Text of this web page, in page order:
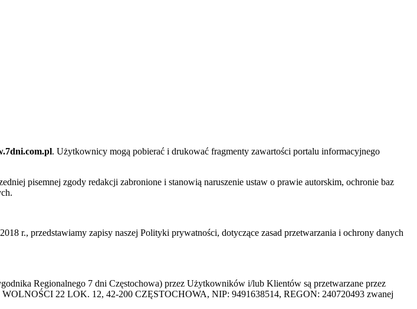
. Użytkownicy mogą pobierać i drukować fragmenty zawartości portalu informacyjnego
pisemnej zgody redakcji zabronione i stanowią naruszenie ustaw o prawie autorskim, ochronie baz
r., przedstawiamy zapisy naszej Polityki prywatności, dotyczące zasad przetwarzania i ochrony danych
Regionalnego 7 dni Częstochowa) przez Użytkowników i/lub Klientów są przetwarzane przez
22 LOK. 12, 42-200 CZĘSTOCHOWA, NIP: 9491638514, REGON: 240720493 zwanej